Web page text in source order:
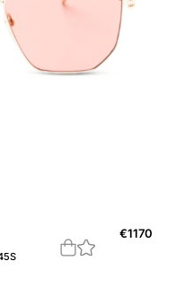
€1170